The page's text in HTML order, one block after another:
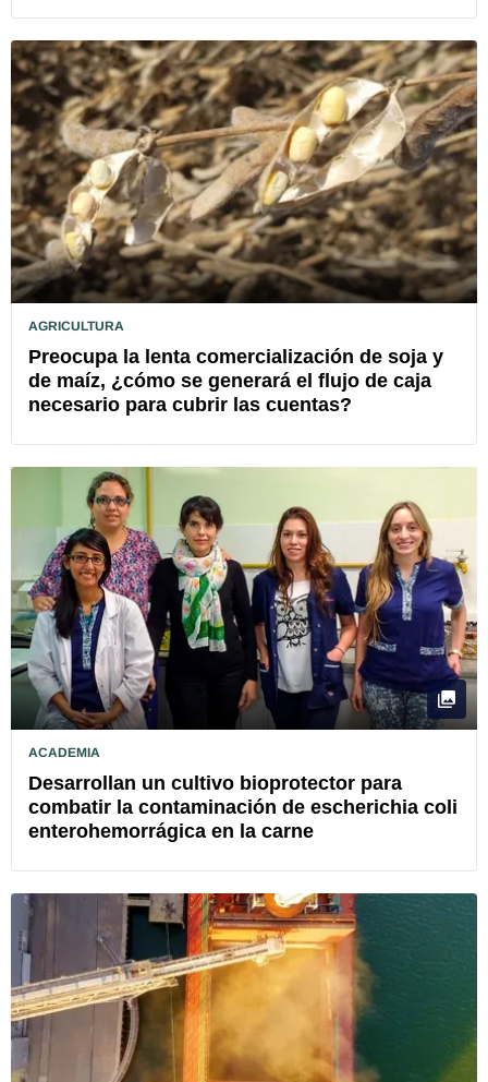
AGRICULTURA
Preocupa la lenta comercialización de soja y
de maíz, ¿cómo se generará el flujo de caja
necesario para cubrir las cuentas?
ACADEMIA
Desarrollan un cultivo bioprotector para
combatir la contaminación de escherichia coli
enterohemorrágica en la carne